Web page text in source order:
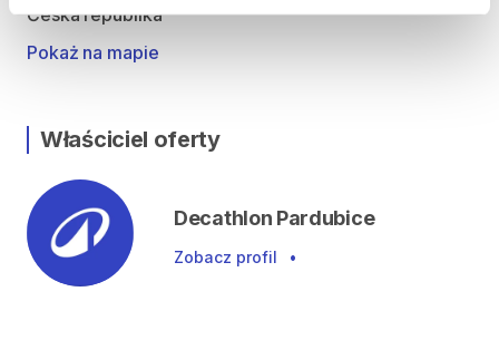
Česká republika
Pokaż na mapie
Właściciel oferty
Decathlon Pardubice
Zobacz profil •